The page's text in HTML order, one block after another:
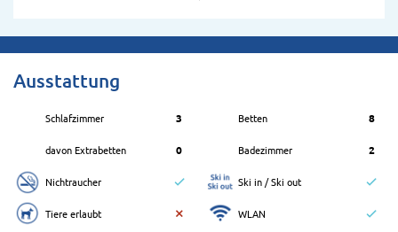
Ausstattung
Schlafzimmer 3 Betten 8
davon Extrabetten 0 Badezimmer 2
Nichtraucher Ski in / Ski out
Tiere erlaubt WLAN